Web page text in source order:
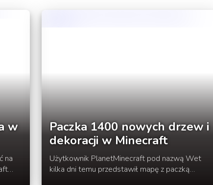
w
na
Paczka 1400 nowych drzew i
dekoracji w Minecraft
Użytkownik PlanetMinecraft pod nazwą Wet
kilka dni temu przedstawił mapę z paczką